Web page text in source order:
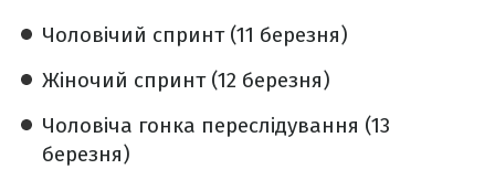
Чоловічий спринт (11 березня)
Жіночий спринт (12 березня)
Чоловіча гонка переслідування (13
березня)